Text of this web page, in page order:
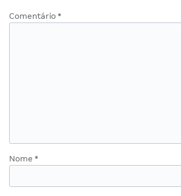
Comentário *
Nome *